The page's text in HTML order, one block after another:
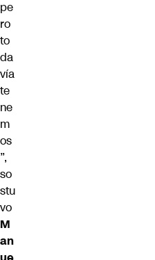
pe
ro
to
da
vía
te
ne
m
os
”,
so
stu
vo
M
an